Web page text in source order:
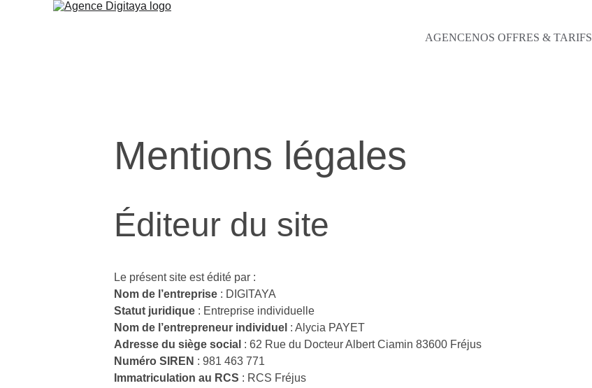
AGENCENOS OFFRES & TARIFS
Mentions légales
Éditeur du site
Le présent site est édité par :
Nom de l’entreprise : DIGITAYA
Statut juridique : Entreprise individuelle
Nom de l’entrepreneur individuel : Alycia PAYET
Adresse du siège social : 62 Rue du Docteur Albert Ciamin 83600 Fréjus
Numéro SIREN : 981 463 771
Immatriculation au RCS : RCS Fréjus